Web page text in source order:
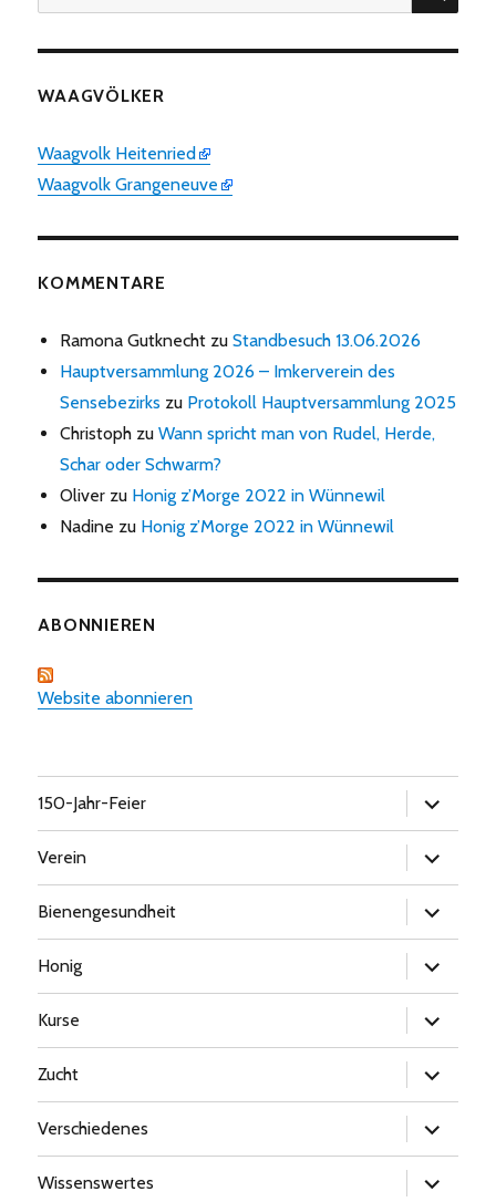
nach:
WAAGVÖLKER
Waagvolk Heitenried
Waagvolk Grangeneuve
KOMMENTARE
Ramona Gutknecht zuStandbesuch 13.06.2026
Hauptversammlung 2026 – Imkerverein des
Sensebezirks zu Protokoll Hauptversammlung 2025
Christoph zuWann spricht man von Rudel, Herde,
Schar oder Schwarm?
Oliver zu Honig z’Morge 2022 in Wünnewil
Nadine zu Honig z’Morge 2022 in Wünnewil
ABONNIEREN
Website abonnieren
150-Jahr-Feier
öffnen
Verein
öffnen
Bienengesundheit
öffnen
Honig
öffnen
Kurse
öffnen
Zucht
öffnen
Verschiedenes
öffnen
Wissenswertes
öffnen